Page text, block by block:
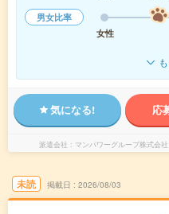
男女比率
女性
気になる! 応
派遣会社 マンパワーグループ株式会
未読 掲載日 2026/08/03